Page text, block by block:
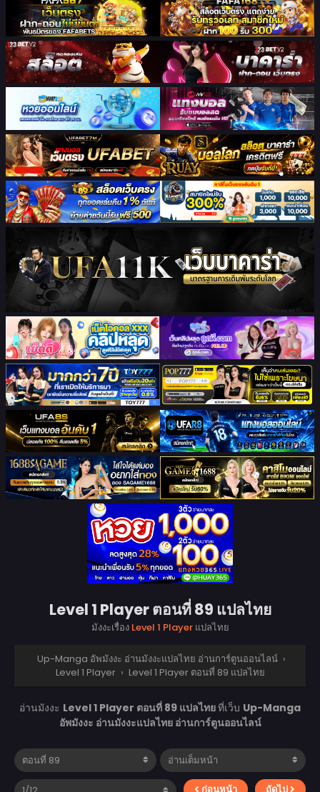
Level 1 Player ตอนที่ 89 แปลไทย
มังงะเรื่อง Level 1 Playerแปลไทย
Up-Manga อัพมังงะ อ่านมังงะแปลไทย อ่านการ์ตูนออนไลน์ ›
Level 1 Player › Level 1 Player ตอนที่ 89 แปลไทย
อ่านมังงะ Level 1 Player ตอนที่ 89 แปลไทยที่เว็บ Up-Manga
อัพมังงะ อ่านมังงะแปลไทย อ่านการ์ตูนออนไลน์